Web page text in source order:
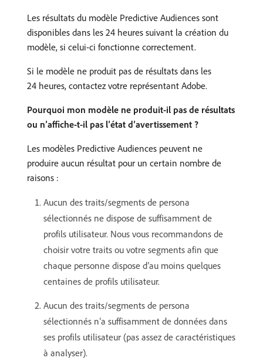
Les résultats du modèle Predictive Audiences sont
disponibles dans les 24 heures suivant la création du
modèle, si celui-ci fonctionne correctement.
Si le modèle ne produit pas de résultats dans les
24 heures, contactez votre représentant Adobe.
Pourquoi mon modèle ne produit-il pas de résultats
ou n’affiche-t-il pas l’état d’avertissement ?
Les modèles Predictive Audiences peuvent ne
produire aucun résultat pour un certain nombre de
raisons :
Aucun des traits/segments de persona
sélectionnés ne dispose de suffisamment de
profils utilisateur. Nous vous recommandons de
choisir votre traits ou votre segments afin que
chaque personne dispose d’au moins quelques
centaines de profils utilisateur.
Aucun des traits/segments de persona
sélectionnés n’a suffisamment de données dans
ses profils utilisateur (pas assez de caractéristiques
à analyser).